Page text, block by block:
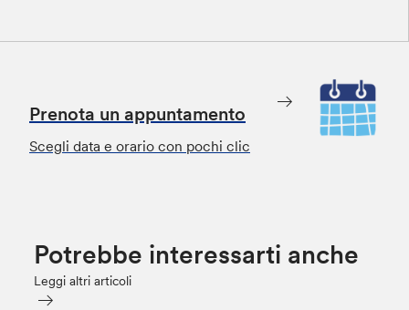
Prenota un appuntamento
Scegli data e orario con pochi clic
Potrebbe interessarti anche
Leggi altri articoli